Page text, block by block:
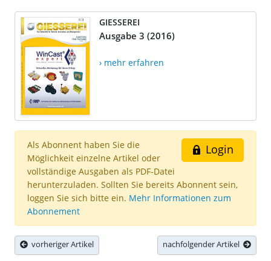
GIESSEREI
Ausgabe 3 (2016)
› mehr erfahren
Login
Als Abonnent haben Sie die
Möglichkeit einzelne Artikel oder
vollständige Ausgaben als PDF-Datei
herunterzuladen. Sollten Sie bereits Abonnent sein,
loggen Sie sich bitte ein. Mehr Informationen zum
Abonnement
vorheriger Artikel nachfolgender Artikel